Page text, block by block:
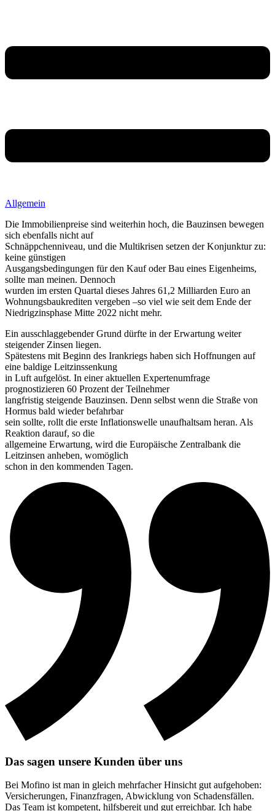
Allgemein
Die Immobilienpreise sind weiterhin hoch, die Bauzinsen bewegen
sich ebenfalls nicht auf
Schnäppchenniveau, und die Multikrisen setzen der Konjunktur zu:
keine günstigen
Ausgangsbedingungen für den Kauf oder Bau eines Eigenheims,
sollte man meinen. Dennoch
wurden im ersten Quartal dieses Jahres 61,2 Milliarden Euro an
Wohnungsbaukrediten vergeben –so viel wie seit dem Ende der
Niedrigzinsphase Mitte 2022 nicht mehr.
Ein ausschlaggebender Grund dürfte in der Erwartung weiter
steigender Zinsen liegen.
Spätestens mit Beginn des Irankriegs haben sich Hoffnungen auf
eine baldige Leitzinssenkung
in Luft aufgelöst. In einer aktuellen Expertenumfrage
prognostizieren 60 Prozent der Teilnehmer
langfristig steigende Bauzinsen. Denn selbst wenn die Straße von
Hormus bald wieder befahrbar
sein sollte, rollt die erste Inflationswelle unaufhaltsam heran. Als
Reaktion darauf, so die
allgemeine Erwartung, wird die Europäische Zentralbank die
Leitzinsen anheben, womöglich
schon in den kommenden Tagen.
Das sagen unsere Kunden über uns
Bei Mofino ist man in gleich mehrfacher Hinsicht gut aufgehoben:
Versicherungen, Finanzfragen, Abwicklung von Schadensfällen.
Das Team ist kompetent, hilfsbereit und gut erreichbar. Ich habe